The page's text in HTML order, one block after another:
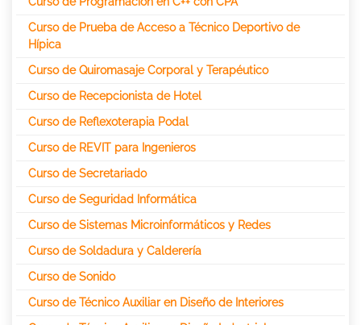
Curso de Prueba de Acceso a Técnico Deportivo de
Hípica
Curso de Quiromasaje Corporal y Terapéutico
Curso de Recepcionista de Hotel
Curso de Reflexoterapia Podal
Curso de REVIT para Ingenieros
Curso de Secretariado
Curso de Seguridad Informática
Curso de Sistemas Microinformáticos y Redes
Curso de Soldadura y Calderería
Curso de Sonido
Curso de Técnico Auxiliar en Diseño de Interiores